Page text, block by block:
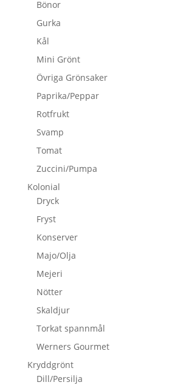
Bönor
Gurka
Kål
Mini Grönt
Övriga Grönsaker
Paprika/Peppar
Rotfrukt
Svamp
Tomat
Zuccini/Pumpa
Kolonial
Dryck
Fryst
Konserver
Majo/Olja
Mejeri
Nötter
Skaldjur
Torkat spannmål
Werners Gourmet
Kryddgrönt
Dill/Persilja